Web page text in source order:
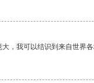
，我可以结识到来自世界各